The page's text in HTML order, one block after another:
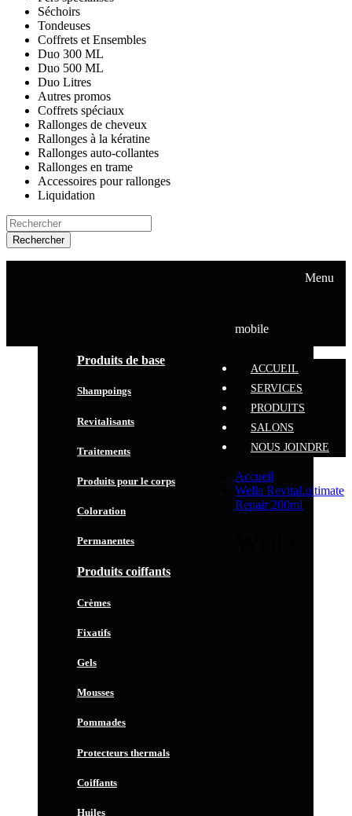
Séchoirs
Tondeuses
Coffrets et Ensembles
Duo 300 ML
Duo 500 ML
Duo Litres
Autres promos
Coffrets spéciaux
Rallonges de cheveux
Rallonges à la kératine
Rallonges auto-collantes
Rallonges en trame
Accessoires pour rallonges
Liquidation
Rechercher
Produits de base
Shampoings
Revitalisants
Traitements
Produits pour le corps
Coloration
Permanentes
Produits coiffants
Crèmes
Fixatifs
Gels
Mousses
Pommades
Protecteurs thermals
Coiffants
Huiles
Menu
mobile
ACCUEIL
SERVICES
PRODUITS
SALONS
NOUS JOINDRE
Accueil
Wella Revital.ultimate
Repair 200ml